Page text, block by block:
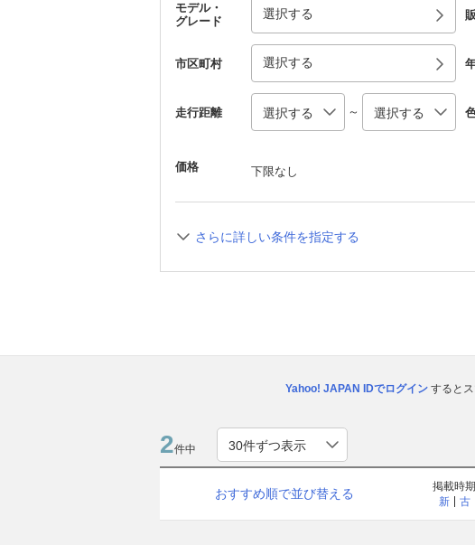
モデル・
グレード
選択する
市区町村 選択する
走行距離 ～
価格 下限なし
さらに詳しい条件を指定する
Yahoo! JAPAN IDでログインするとス
2件中
おすすめ順で並び替える
掲載時期
新
古